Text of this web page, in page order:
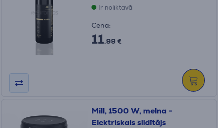
Ir noliktavā
Cena:
11.99 €
Mill, 1500 W, melna -
Elektriskais sildītājs